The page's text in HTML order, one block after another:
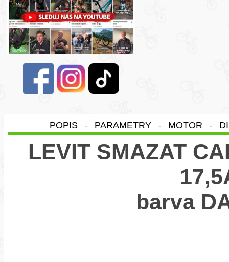
POPIS - PARAMETRY - MOTOR -
LEVIT SMAZAT
barva